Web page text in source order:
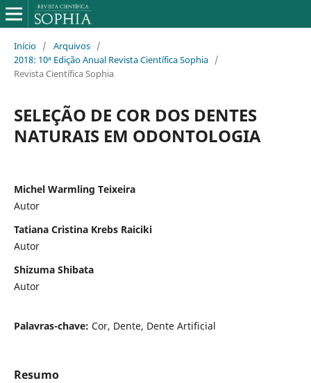
Início / Arquivos /
2018: 10ª Edição Anual Revista Científica Sophia /
Revista Científica Sophia
SELEÇÃO DE COR DOS DENTES
NATURAIS EM ODONTOLOGIA
Michel Warmling Teixeira
Autor
Tatiana Cristina Krebs Raiciki
Autor
Shizuma Shibata
Autor
Palavras-chave: Cor, Dente, Dente Artificial
Resumo